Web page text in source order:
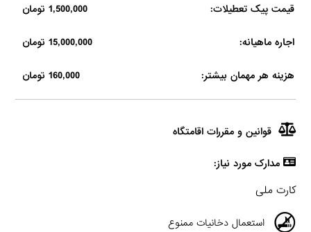
قیمت پیک تعطیلات: 1,500,000 تومان
اجاره ماهیانه: 15,000,000 تومان
هزینه هر مهمان بیشتر: 160,000 تومان
قوانین و مقررات اقامتگاه
مدارک مورد نیاز:
کارت ملی
استعمال دخانیات ممنوع